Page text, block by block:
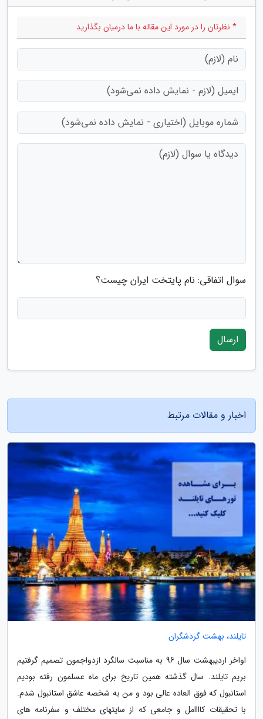
* نظرتان را در مورد این مقاله با ما درمیان بگذارید
سوال اتفاقی: نام پایتخت ایران چیست؟
ارسال
اخبار و مقالات مرتبط
تایلند، بهشت گردشگران
اواخر اردیبهشت سال 96 به مناسبت سالگرد ازدواجمون تصمیم گرفتیم
بریم تایلند. سال گذشته همین تاریخ برای ماه عسلمون رفته بودیم
استانبول که فوق العاده عالی بود و من به شخصه عاشق استانبول شدم.
با تحقیقات کاااامل و جامعی که از سایتهای مختلف و سفرنامه های